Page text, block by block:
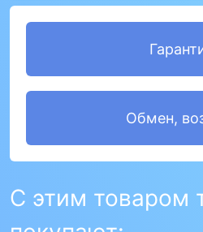
Обмен,
С этим товаром